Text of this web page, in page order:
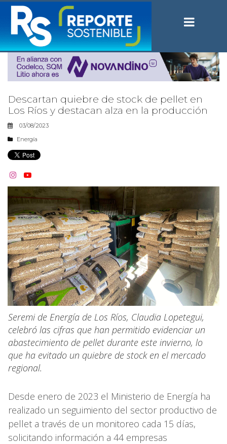
Descartan quiebre de stock de pellet en
Los Ríos y destacan alza en la producción
03/08/2023
Energía
 
Seremi de Energía de Los Ríos, Claudia Lopetegui,
celebró las cifras que han permitido evidenciar un
abastecimiento de pellet durante este invierno, lo
que ha evitado un quiebre de stock en el mercado
regional.
Desde enero de 2023 el Ministerio de Energía ha
realizado un seguimiento del sector productivo de
pellet a través de un monitoreo cada 15 días,
solicitando información a 44 empresas